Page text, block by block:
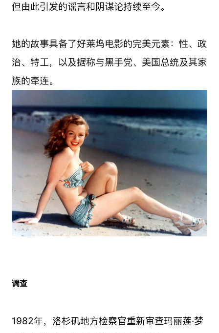
但由此引发的谣言和阴谋论持续至今。
她的故事具备了好莱坞电影的完美元素：性、政
治、特工，以及据称与黑手党、美国总统及其家
族的牵连。
调查
1982年，洛杉矶地方检察官重新审查玛丽莲·梦